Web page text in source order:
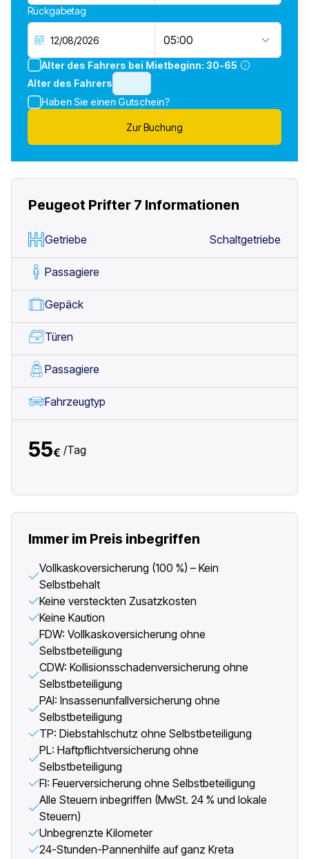
Rückgabetag
05:00
Alter des Fahrers bei Mietbeginn: 30-65
Alter des Fahrers
Haben Sie einen Gutschein?
Zur Buchung
Peugeot Prifter 7 Informationen
Getriebe Schaltgetriebe
Passagiere
Gepäck
Türen
Passagiere
Fahrzeugtyp
55€ /Tag
Immer im Preis inbegriffen
Vollkaskoversicherung (100 %) – Kein
Selbstbehalt
Keine versteckten Zusatzkosten
Keine Kaution
FDW: Vollkaskoversicherung ohne
Selbstbeteiligung
CDW: Kollisionsschadenversicherung ohne
Selbstbeteiligung
PAI: Insassenunfallversicherung ohne
Selbstbeteiligung
TP: Diebstahlschutz ohne Selbstbeteiligung
PL: Haftpflichtversicherung ohne
Selbstbeteiligung
FI: Feuerversicherung ohne Selbstbeteiligung
Alle Steuern inbegriffen (MwSt. 24 % und lokale
Steuern)
Unbegrenzte Kilometer
24-Stunden-Pannenhilfe auf ganz Kreta